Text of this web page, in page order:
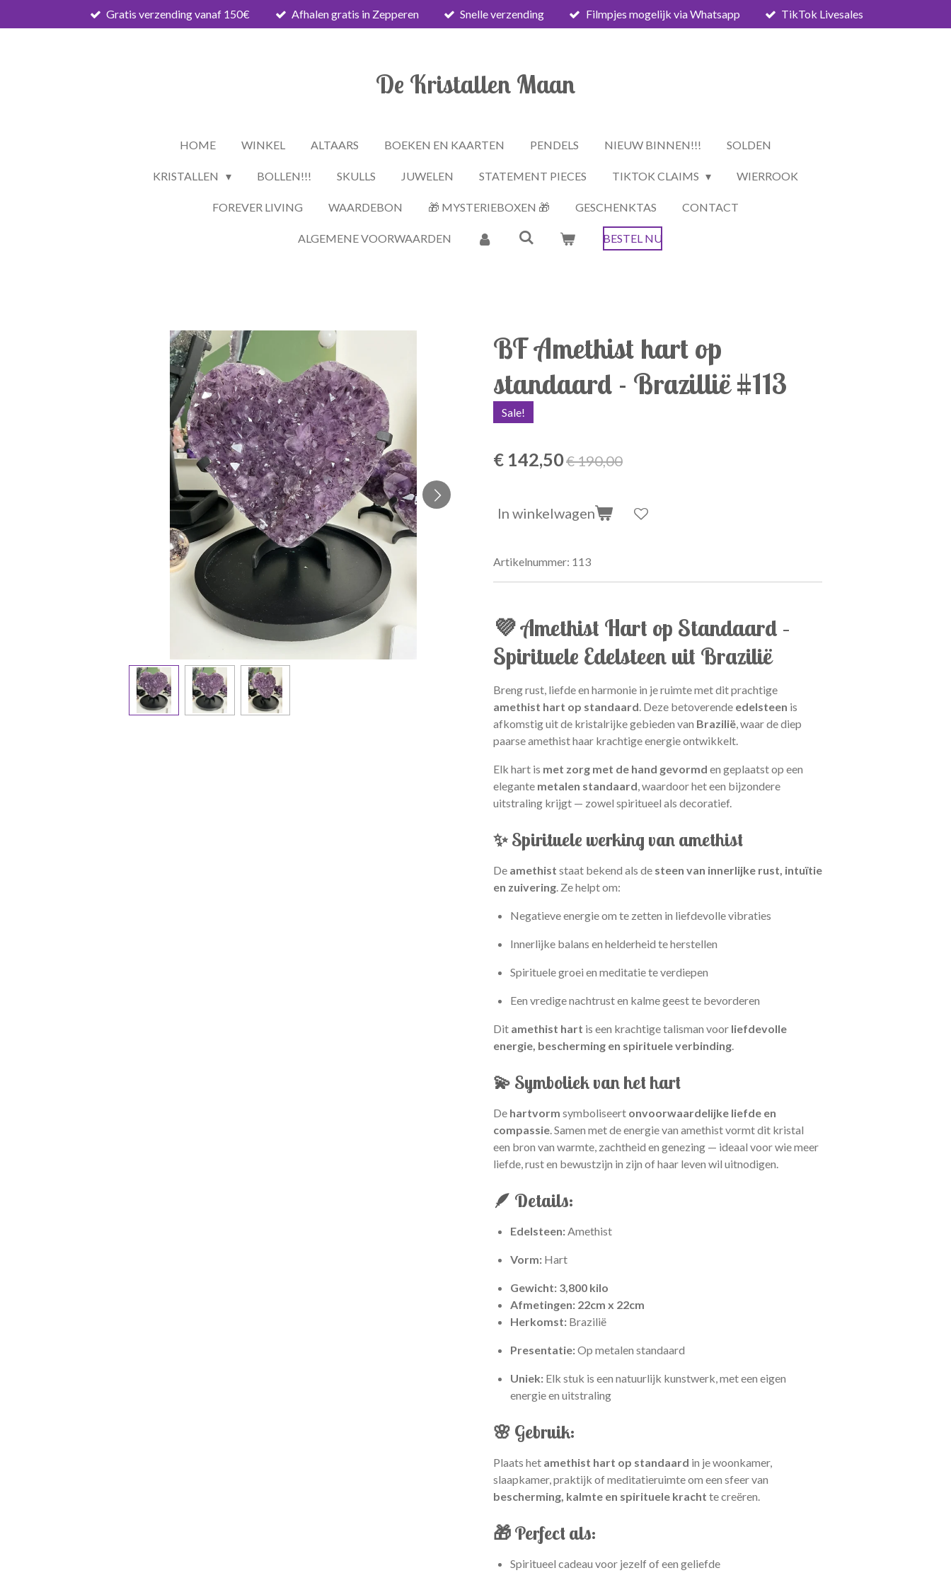
direct
Gratis verzending vanaf 150€ Afhalen gratis in Zepperen Snelle verzending Filmpjes mogelijk via Whatsapp TikTok Livesales
De Kristallen Maan
HOME WINKEL ALTAARS BOEKEN EN KAARTEN PENDELS NIEUW BINNEN!!! SOLDEN
KRISTALLEN BOLLEN!!! SKULLS JUWELEN STATEMENT PIECES TIKTOK CLAIMS WIERROOK
FOREVER LIVING WAARDEBON 🎁 MYSTERIEBOXEN 🎁 GESCHENKTAS CONTACT
ALGEMENE VOORWAARDEN BESTEL NU
BF Amethist hart op
standaard - Brazillië #113
Sale!
€ 142,50€ 190,00
In winkelwagen
Artikelnummer: 113
💜 Amethist Hart op Standaard –
Spirituele Edelsteen uit Brazilië
Breng rust, liefde en harmonie in je ruimte met dit prachtige
amethist hart op standaard . Deze betoverende edelsteen is
afkomstig uit de kristalrijke gebieden van Brazilië , waar de diep
paarse amethist haar krachtige energie ontwikkelt.
Elk hart is met zorg met de hand gevormd en geplaatst op een
elegante metalen standaard , waardoor het een bijzondere
uitstraling krijgt — zowel spiritueel als decoratief.
✨ Spirituele werking van amethist
De amethist staat bekend als de steen van innerlijke rust, intuïtie
en zuivering . Ze helpt om:
Negatieve energie om te zetten in liefdevolle vibraties
Innerlijke balans en helderheid te herstellen
Spirituele groei en meditatie te verdiepen
Een vredige nachtrust en kalme geest te bevorderen
Dit amethist hart is een krachtige talisman voor liefdevolle
energie, bescherming en spirituele verbinding
💫 Symboliek van het hart
De hartvorm symboliseert onvoorwaardelijke liefde en
compassie . Samen met de energie van amethist vormt dit kristal
een bron van warmte, zachtheid en genezing — ideaal voor wie meer
liefde, rust en bewustzijn in zijn of haar leven wil uitnodigen.
🪶 Details:
Edelsteen: Amethist
Vorm: Hart
Gewicht: 3,800 kilo
Afmetingen: 22cm x 22cm
Herkomst: Brazilië
Presentatie:Op metalen standaard
Uniek: Elk stuk is een natuurlijk kunstwerk, met een eigen
energie en uitstraling
🌸 Gebruik:
Plaats het amethist hart op standaard in je woonkamer,
slaapkamer, praktijk of meditatieruimte om een sfeer van
bescherming, kalmte en spirituele kracht te creëren.
🎁 Perfect als:
Spiritueel cadeau voor jezelf of een geliefde